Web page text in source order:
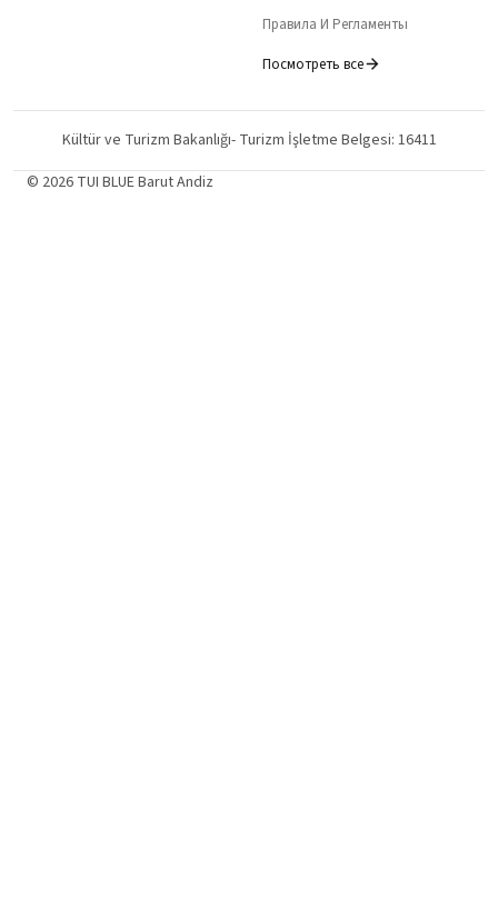
Правила И Регламенты
Посмотреть все
Kültür ve Turizm Bakanlığı- Turizm İşletme Belgesi: 16411
© 2026 TUI BLUE Barut Andiz